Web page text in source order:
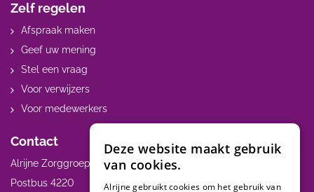
Zelf regelen
Afspraak maken
Geef uw mening
Stel een vraag
Voor verwijzers
Voor medewerkers
Contact
Alrijne Zorggroep
Postbus 4220
Deze website maakt gebruik
van cookies.
Alrijne gebruikt cookies om het gebruik van